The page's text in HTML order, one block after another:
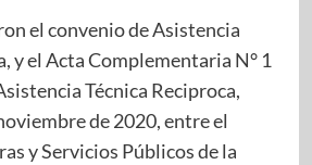
el convenio de Asistencia
y el Acta Complementaria N° 1
Técnica Reciproca,
de 2020, entre el
y Servicios Públicos de la